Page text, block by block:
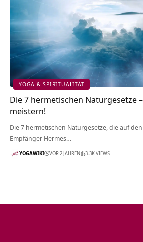
YOGA & SPIRITUALITÄT
Die 7 hermetischen Naturgesetze
meistern!
Die 7 hermetischen Naturgesetze, die auf
Empfänger Hermes…
YOGAWIKI VOR 2 JAHREN 3.3K VIEWS